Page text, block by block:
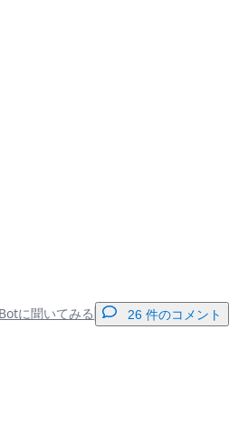
に聞いてみる 26 件のコメント